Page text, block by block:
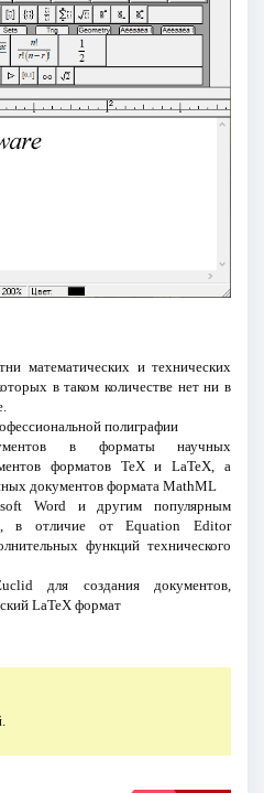
математических и технических
в таком количестве нет ни в
полиграфии
в форматы научных
форматов TeX и LaTeX, а
документов формата MathML
Word и другим популярным
в отличие от Equation Editor
функций технического
для создания документов,
LaTeX формат